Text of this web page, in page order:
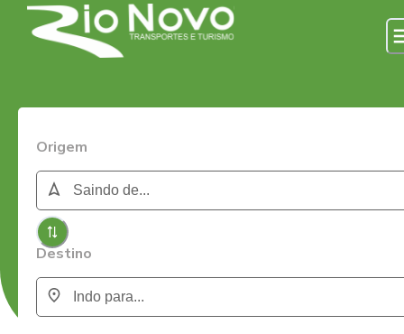
Origem
Destino